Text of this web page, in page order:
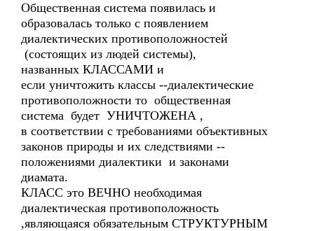
Общественная система появилась и
образовалась только с появлением
диалектических противоположностей
(состоящих из людей системы),
названных КЛАССАМИ и
если уничтожить классы --диалектические
противоположности то общественная
система будет УНИЧТОЖЕНА ,
в соответствии с требованиями объективных
законов природы и их следствиями --
положениями диалектики и законами
диамата.
КЛАСС это ВЕЧНО необходимая
диалектическая противоположность
,являющаяся обязательным СТРУКТУРНЫМ